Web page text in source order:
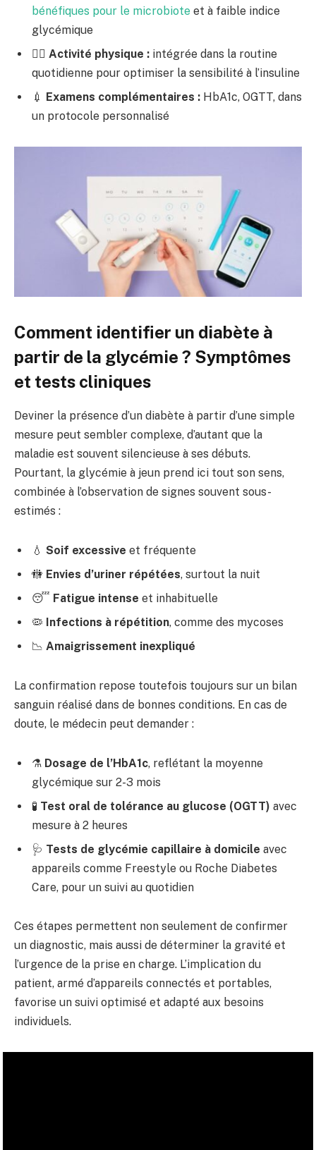
bénéfiques pour le microbiote et à faible indice
glycémique
🏃‍♀️ Activité physique : intégrée dans la routine
quotidienne pour optimiser la sensibilité à l’insuline
💉
Examens complémentaires : HbA1c, OGTT, dans
un protocole personnalisé
Comment identifier un diabète à
partir de la glycémie ? Symptômes
et tests cliniques
Deviner la présence d’un diabète à partir d’une simple
mesure peut sembler complexe, d’autant que la
maladie est souvent silencieuse à ses débuts.
Pourtant, la glycémie à jeun prend ici tout son sens,
combinée à l’observation de signes souvent sous-
estimés :
💧 Soif excessive et fréquente
🚻 Envies d’uriner répétées, surtout la nuit
😴 Fatigue intense et inhabituelle
🦠 Infections à répétition, comme des mycoses
📉 Amaigrissement inexpliqué
La confirmation repose toutefois toujours sur un bilan
sanguin réalisé dans de bonnes conditions. En cas de
doute, le médecin peut demander :
⚗️ Dosage de l’HbA1c, reflétant la moyenne
glycémique sur 2-3 mois
🧪 Test oral de tolérance au glucose (OGTT) avec
mesure à 2 heures
🩺 Tests de glycémie capillaire à domicile avec
appareils comme Freestyle ou Roche Diabetes
Care, pour un suivi au quotidien
Ces étapes permettent non seulement de confirmer
un diagnostic, mais aussi de déterminer la gravité et
l’urgence de la prise en charge. L’implication du
patient, armé d’appareils connectés et portables,
favorise un suivi optimisé et adapté aux besoins
individuels.